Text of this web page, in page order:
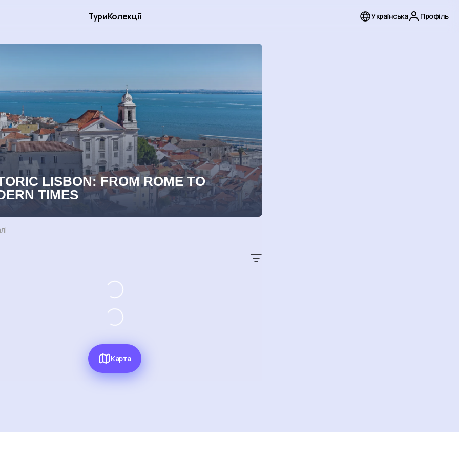
ТуриКолекції Українська Профіль
LISBON: FROM ROME TO
TIMES
Карта